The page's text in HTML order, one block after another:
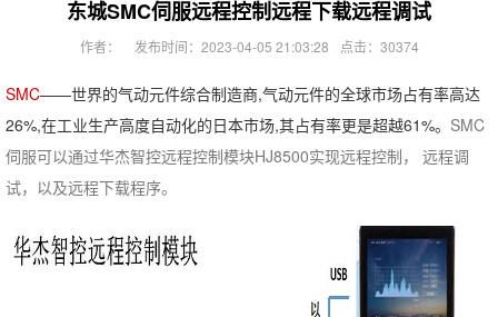
东城SMC伺服远程控制远程下载远程调试
作者： 发布时间：2023-04-05 21:03:28 点击：30374
SMC——世界的气动元件综合制造商,气动元件的全球市场占有率高达
26%,在工业生产高度自动化的日本市场,其占有率更是超越61%。 SMC
伺服可以通过华杰智控远程控制模块HJ8500实现远程控制， 远程调
试，以及远程下载程序。